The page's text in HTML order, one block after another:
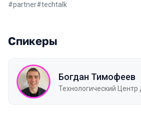
#partner#techtalk
Спикеры
Богдан Тимофеев
Технологический